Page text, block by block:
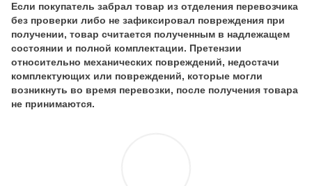
Если покупатель забрал товар из отделения перевозчика
без проверки либо не зафиксировал повреждения при
получении, товар считается полученным в надлежащем
состоянии и полной комплектации. Претензии
относительно механических повреждений, недостачи
комплектующих или повреждений, которые могли
возникнуть во время перевозки, после получения товара
не принимаются.